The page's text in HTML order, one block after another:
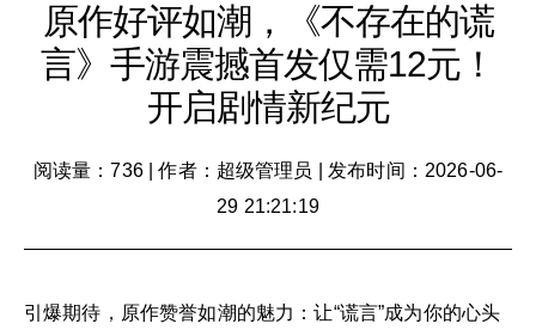
原作好评如潮，《不存在的谎
言》手游震撼首发仅需12元！
开启剧情新纪元
阅读量：736|作者：超级管理员
发布时间：2026-06-
29 21:21:19
引爆期待，原作赞誉如潮的魅力：让“谎言”成为你的心头